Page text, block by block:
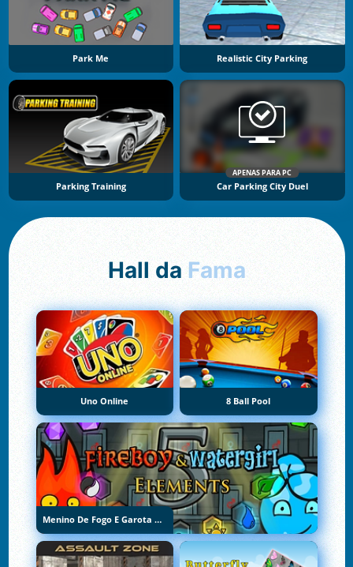
Park Me Realistic City Parking
Parking Training
APENAS PARA PC
Car Parking City Duel
Hall da Fama
Uno Online 8 Ball Pool
Menino De Fogo E Garota De Água 5: Elementos